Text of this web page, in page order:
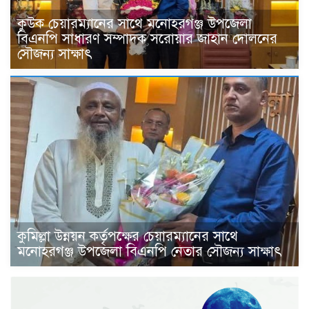
কুউক চেয়ারম্যানের সাথে মনোহরগঞ্জ উপজেলা
বিএনপি সাধারণ সম্পাদক সরোয়ার জাহান দোলনের
সৌজন্য সাক্ষাৎ
কুমিল্লা উন্নয়ন কর্তৃপক্ষের চেয়ারম্যানের সাথে
মনোহরগঞ্জ উপজেলা বিএনপি নেতার সৌজন্য সাক্ষাৎ